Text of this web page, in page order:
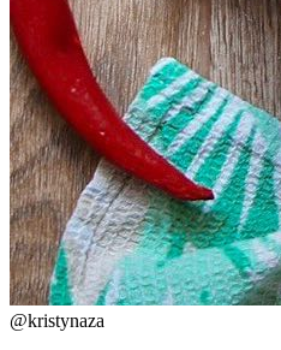
@kristynaza